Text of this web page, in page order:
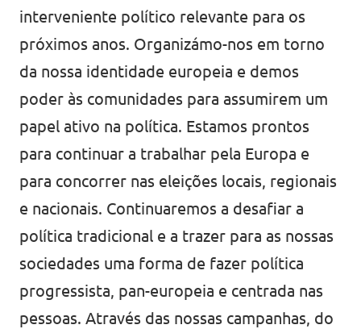
interveniente político relevante para os
próximos anos. Organizámo-nos em torno
da nossa identidade europeia e demos
poder às comunidades para assumirem um
papel ativo na política. Estamos prontos
para continuar a trabalhar pela Europa e
para concorrer nas eleições locais, regionais
e nacionais. Continuaremos a desafiar a
política tradicional e a trazer para as nossas
sociedades uma forma de fazer política
progressista, pan-europeia e centrada nas
pessoas. Através das nossas campanhas, do